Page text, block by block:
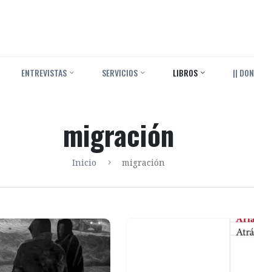
ENTREVISTAS SERVICIOS LIBROS ||
migración
Inicio migración